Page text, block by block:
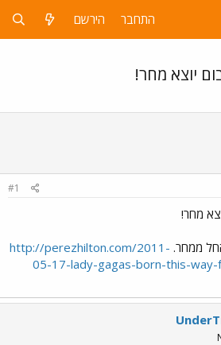
התחבר הירשם
יוצא מחר!
#1
מחר!
ממחר. http://perezhilton.com/2011-
05-17-lady-gagas-born-this-